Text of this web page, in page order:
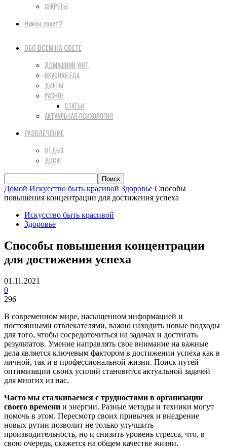
СЕКРЕТЫ
Нужен совет?
ОБО ВСЕМ НА СВЕТЕ
ДОМАШНИЙ УЮТ
ВКУСНАЯ ЕДА
ДИЕТЫ
РАЗНОЕ
СТАТЬИ
АКТУАЛЬНАЯ ПСИХОЛОГИЯ
РАЗВЛЕЧЕНИЕ
ОТДЫХ
ДОСУГ
Домой Искусство быть красивой Здоровье Способы
повышения концентрации для достижения успеха
Искусство быть красивой
Здоровье
Способы повышения концентрации
для достижения успеха
01.11.2021
0
296
В современном мире, насыщенном информацией и
постоянными отвлекателями, важно находить новые подходы
для того, чтобы сосредоточиться на задачах и достигать
результатов. Умение направлять свое внимание на важные
дела является ключевым фактором в достижении успеха как в
личной, так и в профессиональной жизни. Поиск путей
оптимизации своих усилий становится актуальной задачей
для многих из нас.
Часто мы сталкиваемся с трудностями в организации
своего времени и энергии. Разные методы и техники могут
помочь в этом. Пересмотр своих привычек и внедрение
новых рутин позволит не только улучшить
производительность, но и снизить уровень стресса, что, в
свою очередь, скажется на общем качестве жизни.